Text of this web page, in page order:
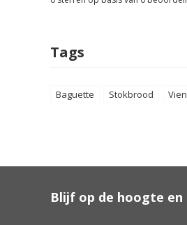
Tags
Baguette Stokbrood
Blijf op de hoogte